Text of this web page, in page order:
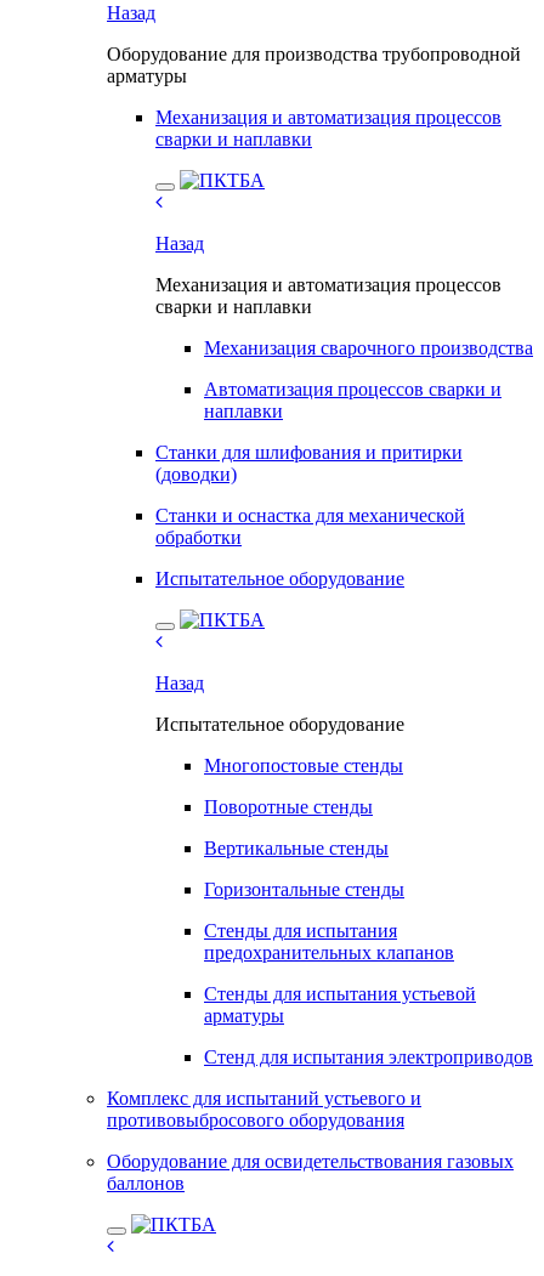
Назад
Оборудование для производства трубопроводной
арматуры
Механизация и автоматизация процессов
сварки и наплавки
Назад
Механизация и автоматизация процессов
сварки и наплавки
Механизация сварочного производства
Автоматизация процессов сварки и
наплавки
Станки для шлифования и притирки
(доводки)
Станки и оснастка для механической
обработки
Испытательное оборудование
Назад
Испытательное оборудование
Многопостовые стенды
Поворотные стенды
Вертикальные стенды
Горизонтальные стенды
Стенды для испытания
предохранительных клапанов
Стенды для испытания устьевой
арматуры
Стенд для испытания электроприводов
Комплекс для испытаний устьевого и
противовыбросового оборудования
Оборудование для освидетельствования газовых
баллонов